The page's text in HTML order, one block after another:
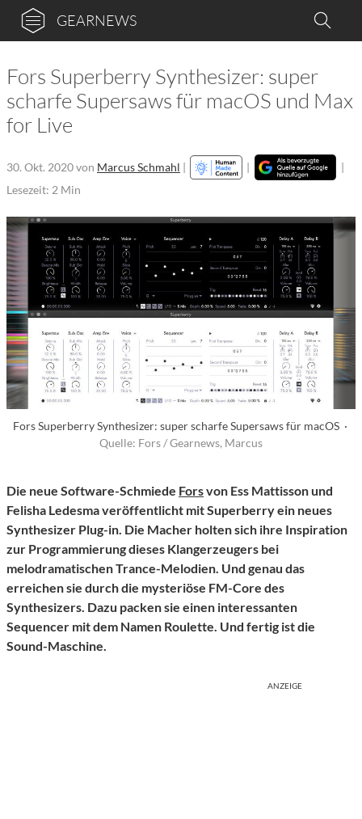
GEARNEWS
Fors Superberry Synthesizer: super
scharfe Supersaws für macOS und Max
for Live
30. Okt. 2020von Marcus Schmahl | |
|
Lesezeit: 2 Min
Fors Superberry Synthesizer: super scharfe Supersaws für macOS ·
Quelle: Fors / Gearnews, Marcus
Die neue Software-Schmiede Forsvon Ess Mattisson und
Felisha Ledesma veröffentlicht mit Superberry ein neues
Synthesizer Plug-in. Die Macher holten sich ihre Inspiration
zur Programmierung dieses Klangerzeugers bei
melodramatischen Trance-Melodien. Und genau das
erreichen sie durch die mysteriöse FM-Core des
Synthesizers. Dazu packen sie einen interessanten
Sequencer mit dem Namen Roulette. Und fertig ist die
Sound-Maschine.
ANZEIGE